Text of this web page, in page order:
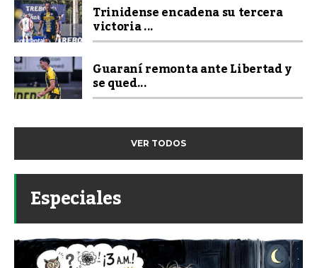
Trinidense encadena su tercera
victoria ...
Guaraní remonta ante Libertad y
se qued...
VER TODOS
Especiales